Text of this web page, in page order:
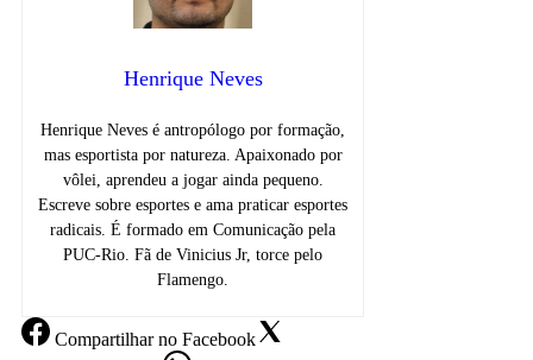
Henrique Neves
Henrique Neves é antropólogo por formação,
mas esportista por natureza. Apaixonado por
vôlei, aprendeu a jogar ainda pequeno.
Escreve sobre esportes e ama praticar esportes
radicais. É formado em Comunicação pela
PUC-Rio. Fã de Vinicius Jr, torce pelo
Flamengo.
Compartilharno Facebook